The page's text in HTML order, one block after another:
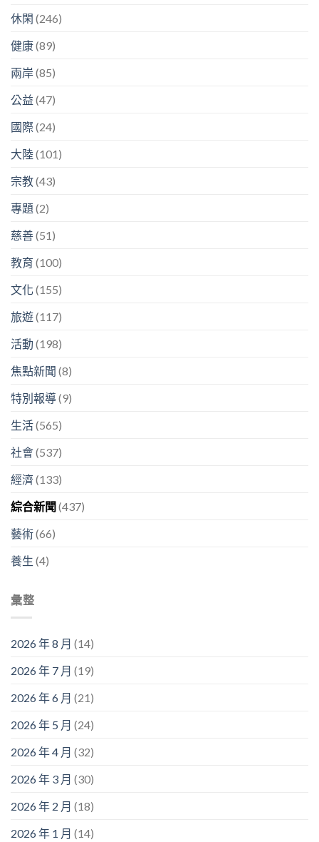
休閑 (246)
健康(89)
兩岸(85)
公益 (47)
國際(24)
大陸(101)
宗教(43)
專題(2)
慈善(51)
教育 (100)
文化 (155)
旅遊(117)
活動 (198)
焦點新聞 (8)
特別報導(9)
生活(565)
社會(537)
經濟 (133)
綜合新聞(437)
藝術(66)
養生 (4)
彙整
2026 年 8 月 (14)
2026 年 7 月 (19)
2026 年 6 月 (21)
2026 年 5 月 (24)
2026 年 4 月 (32)
2026 年 3 月 (30)
2026 年 2 月 (18)
2026 年 1 月 (14)